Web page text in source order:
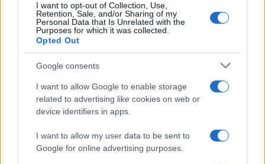
I want to opt-out of Collection, Use,
Retention, Sale, and/or Sharing of my
Personal Data that Is Unrelated with the
Purposes for which it was collected.
Opted Out
Google consents
I want to allow Google to enable storage
related to advertising like cookies on web or
device identifiers in apps.
I want to allow my user data to be sent to
Google for online advertising purposes.
UK
News Hub UK
Olanda
Investeren 24